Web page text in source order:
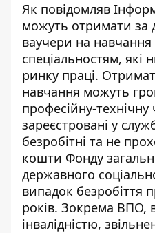
Як повідомляв
можуть отримати
ваучери на
спеціальностям, які
ринку праці.
навчання можуть
професійну-
зареєстровані у
безробітні та не
кошти Фонду
державного
випадок безробіття
років. Зокрема ВПО,
інвалідністю,